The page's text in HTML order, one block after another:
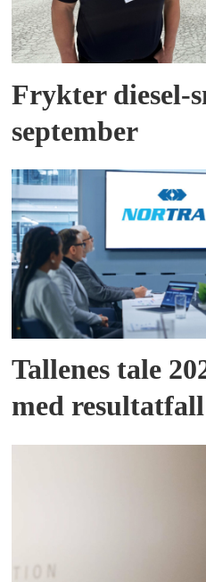
Frykter diesel-
september
Tallenes tale
med resultatfall